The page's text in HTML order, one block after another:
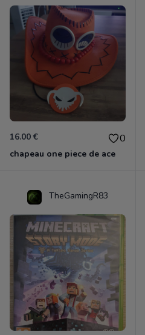
16.00 € 0
chapeau one piece de ace
TheGamingR83